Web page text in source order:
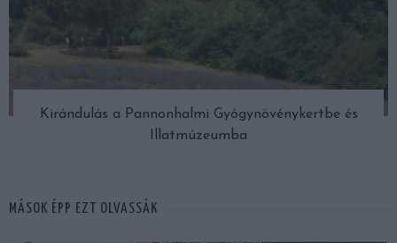
Kirándulás a Pannonhalmi Gyógynövénykertbe és
Illatmúzeumba
MÁSOK ÉPP EZT OLVASSÁK